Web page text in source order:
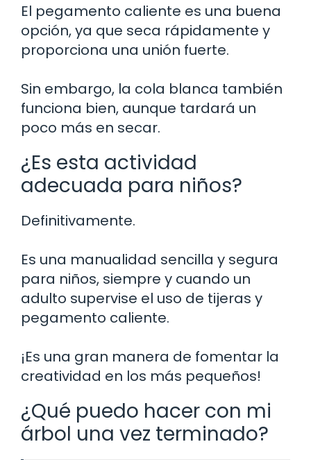
El pegamento caliente es una buena
opción, ya que seca rápidamente y
proporciona una unión fuerte.
Sin embargo, la cola blanca también
funciona bien, aunque tardará un
poco más en secar.
¿Es esta actividad
adecuada para niños?
Definitivamente.
Es una manualidad sencilla y segura
para niños, siempre y cuando un
adulto supervise el uso de tijeras y
pegamento caliente.
¡Es una gran manera de fomentar la
creatividad en los más pequeños!
¿Qué puedo hacer con mi
árbol una vez terminado?